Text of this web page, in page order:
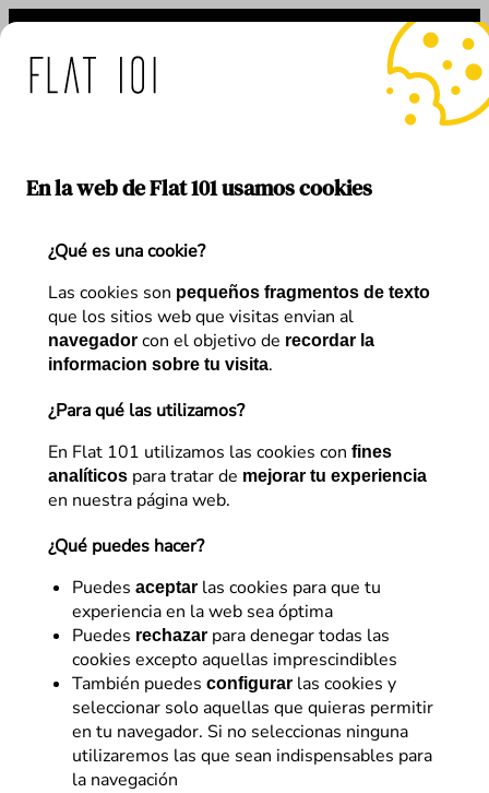
En la web de Flat 101 usamos cookies
¿Qué es una cookie?
Las cookies son pequeños fragmentos de texto
que los sitios web que visitas envian al
navegador con el objetivo de recordar la
informacion sobre tu visita.
¿Para qué las utilizamos?
En Flat 101 utilizamos las cookies con fines
analíticos para tratar de mejorar tu experiencia
en nuestra página web.
¿Qué puedes hacer?
Puedes aceptar las cookies para que tu
experiencia en la web sea óptima
Puedes rechazar para denegar todas las
cookies excepto aquellas imprescindibles
También puedes configurar las cookies y
seleccionar solo aquellas que quieras permitir
en tu navegador. Si no seleccionas ninguna
utilizaremos las que sean indispensables para
la navegación
Saltar
contenido
Autor:María Abengózar
Artículos de María Abengózar
E-commerce SEM
Smart shopping y